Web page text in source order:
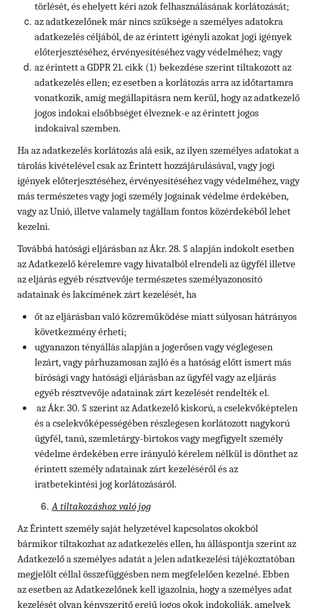
törlését, és ehelyett kéri azok felhasználásának korlátozását;
az adatkezelőnek már nincs szüksége a személyes adatokra
adatkezelés céljából, de az érintett igényli azokat jogi igények
előterjesztéséhez, érvényesítéséhez vagy védelméhez; vagy
az érintett a GDPR 21. cikk (1) bekezdése szerint tiltakozott az
adatkezelés ellen; ez esetben a korlátozás arra az időtartamra
vonatkozik, amíg megállapításra nem kerül, hogy az adatkezelő
jogos indokai elsőbbséget élveznek-e az érintett jogos
indokaival szemben.
Ha az adatkezelés korlátozás alá esik, az ilyen személyes adatokat a
tárolás kivételével csak az Érintett hozzájárulásával, vagy jogi
igények előterjesztéséhez, érvényesítéséhez vagy védelméhez, vagy
más természetes vagy jogi személy jogainak védelme érdekében,
vagy az Unió, illetve valamely tagállam fontos közérdekéből lehet
kezelni.
Továbbá hatósági eljárásban az Ákr. 28. § alapján indokolt esetben
az Adatkezelő kérelemre vagy hivatalból elrendeli az ügyfél illetve
az eljárás egyéb résztvevője természetes személyazonosító
adatainak és lakcímének zárt kezelését, ha
őt az eljárásban való közreműködése miatt súlyosan hátrányos
következmény érheti;
ugyanazon tényállás alapján a jogerősen vagy véglegesen
lezárt, vagy párhuzamosan zajló és a hatóság előtt ismert más
bírósági vagy hatósági eljárásban az ügyfél vagy az eljárás
egyéb résztvevője adatainak zárt kezelését rendelték el.
az Ákr. 30. § szerint az Adatkezelő kiskorú, a cselekvőképtelen
és a cselekvőképességében részlegesen korlátozott nagykorú
ügyfél, tanú, szemletárgy-birtokos vagy megfigyelt személy
védelme érdekében erre irányuló kérelem nélkül is dönthet az
érintett személy adatainak zárt kezeléséről és az
iratbetekintési jog korlátozásáról.
A tiltakozáshoz való jog
Az Érintett személy saját helyzetével kapcsolatos okokból
bármikor tiltakozhat az adatkezelés ellen, ha álláspontja szerint az
Adatkezelő a személyes adatát a jelen adatkezelési tájékoztatóban
megjelölt céllal összefüggésben nem megfelelően kezelné. Ebben
az esetben az Adatkezelőnek kell igazolnia, hogy a személyes adat
kezelését olyan kényszerítő erejű jogos okok indokolják, amelyek